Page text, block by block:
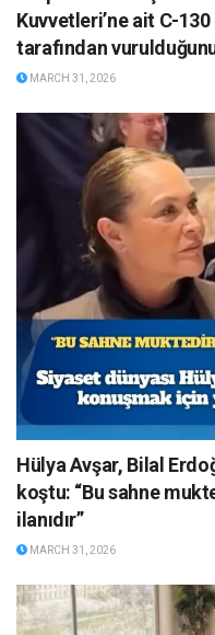
Kuvvetleri’ne ait C-130
tarafından
MARCH 31, 2026
Hülya Avşar, Bilal
koştu: “Bu sahne
ilanıdır”
MARCH 31, 2026